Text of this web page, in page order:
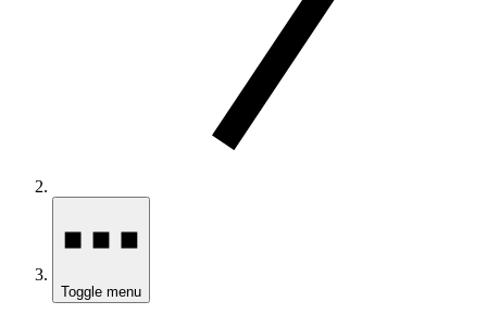
Toggle menu